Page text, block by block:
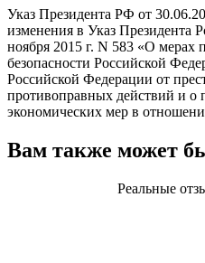
Указ Президента РФ от
изменения в Указ Президента
ноября 2015 г. N 583 «О мерах
безопасности Российской
Российской Федерации от
противоправных действий и
экономических мер в
Вам также может
Реальные